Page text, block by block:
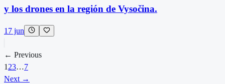
y los drones en la región de Vysočina.
17 jun
← Previous
1 23…7
Next →